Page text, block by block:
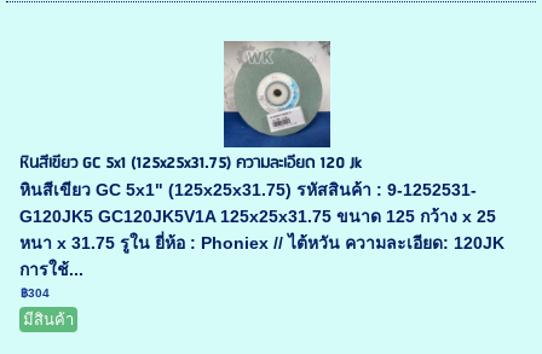
หินสีเขียว GC 5x1 (125x25x31.75) ความละเอียด 120 Jk
หินสีเขียว GC 5x1" (125x25x31.75) รหัสสินค้า : 9-1252531-
G120JK5 GC120JK5V1A 125x25x31.75 ขนาด 125 กว้าง x 25
หนา x 31.75 รูใน ยี่ห้อ : Phoniex // ไต้หวัน ความละเอียด: 120JK
การใช้...
฿304
มีสินค้า